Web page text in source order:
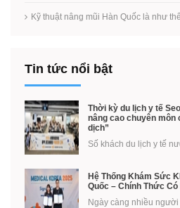
Kỹ thuật nâng mũi Hàn Quốc là như
Tin tức nổi bật
Thời kỳ du lịch y tế
nâng cao chuyên môn
dịch”
Số khách du lịch y tế
Hệ Thống Khám Sức
Quốc – Chính Thức Có
Ngày càng nhiều